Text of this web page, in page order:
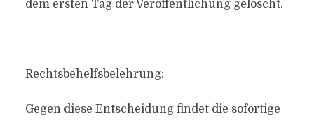
dem ersten Tag der Veröffentlichung gelöscht.
Rechtsbehelfsbelehrung:
Gegen diese Entscheidung findet die sofortige